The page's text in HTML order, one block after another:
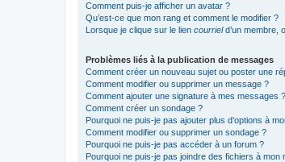
Comment puis-je afficher un avatar ?
Qu’est-ce que mon rang et comment le modifier ?
Lorsque je clique sur le lien courrield’un membre,
Problèmes liés à la publication de messages
Comment créer un nouveau sujet ou poster une
Comment modifier ou supprimer un message ?
Comment ajouter une signature à mes messages ?
Comment créer un sondage ?
Pourquoi ne puis-je pas ajouter plus d’options à
Comment modifier ou supprimer un sondage ?
Pourquoi ne puis-je pas accéder à un forum ?
Pourquoi ne puis-je pas joindre des fichiers à mon